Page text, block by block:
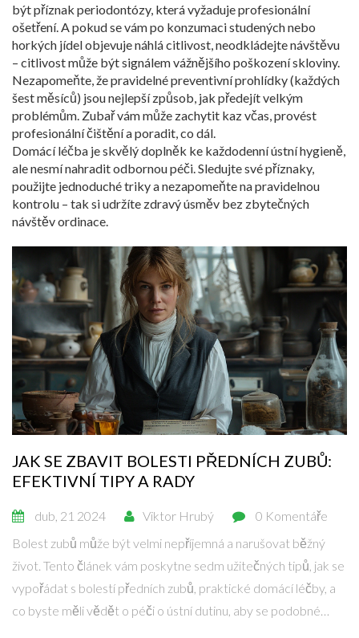
být příznak periodontózy, která vyžaduje profesionální
ošetření. A pokud se vám po konzumaci studených nebo
horkých jídel objevuje náhlá citlivost, neodkládejte návštěvu
– citlivost může být signálem vážnějšího poškození skloviny.
Nezapomeňte, že pravidelné preventivní prohlídky (každých
šest měsíců) jsou nejlepší způsob, jak předejít velkým
problémům. Zubař vám může zachytit kaz včas, provést
profesionální čištění a poradit, co dál.
Domácí léčba je skvělý doplněk ke každodenní ústní hygieně,
ale nesmí nahradit odbornou péči. Sledujte své příznaky,
použijte jednoduché triky a nezapomeňte na pravidelnou
kontrolu – tak si udržíte zdravý úsměv bez zbytečných
návštěv ordinace.
JAK SE ZBAVIT BOLESTI PŘEDNÍCH ZUBŮ:
EFEKTIVNÍ TIPY A RADY
dub, 21 2024 Viktor Hrubý
0 Komentáře
Bolest zubů může být velmi nepříjemná a narušovat běžný
život. Tento článek vám poskytne sedm užitečných tipů, jak se
vypořádat s bolestí předních zubů, praktické domácí léčby, a
co byste měli vědět o péči o ústní dutinu, aby se podobné